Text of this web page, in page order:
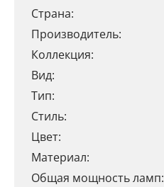
Страна:
Производитель:
Коллекция:
Вид:
Тип:
Стиль:
Цвет:
Материал:
Общая мощность ламп: